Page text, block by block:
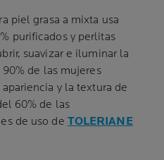
piel grasa a mixta usa
purificados y perlitas
suavizar e iluminar la
de las mujeres
y la textura de
60% de las
de uso de TOLERIANE